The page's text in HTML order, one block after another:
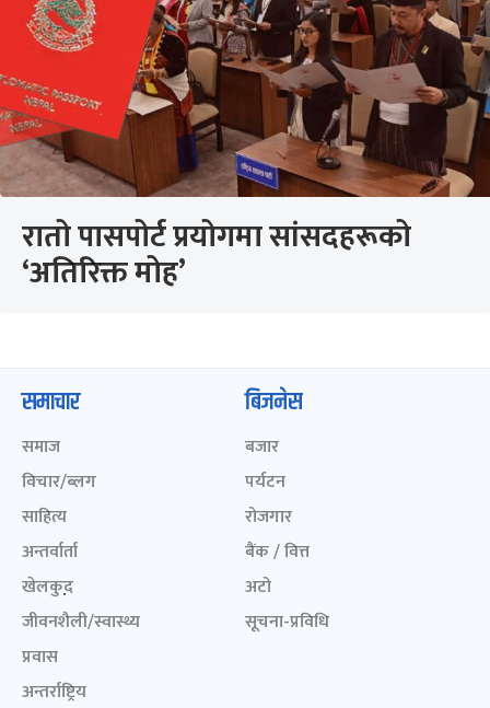
रातो पासपोर्ट प्रयोगमा सांसदहरूको
‘अतिरिक्त मोह’
समाचार
समाज
विचार/ब्लग
साहित्य
अन्तर्वार्ता
खेलकुद़़
जीवनशैली/स्वास्थ्य
प्रवास
अन्तर्राष्ट्रिय
बिजनेस
बजार
पर्यटन
रोजगार
बैंक / वित्त
अटो
सूचना-प्रविधि